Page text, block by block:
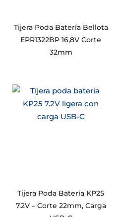
Tijera Poda Batería Bellota
EPR1322BP 16,8V Corte
32mm
Tijera Poda Batería KP25
7.2V – Corte 22mm, Carga